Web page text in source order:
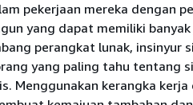
pekerjaan mereka dengan
yang dapat memiliki
perangkat lunak, insinyur
yang paling tahu tentang
Menggunakan kerangka